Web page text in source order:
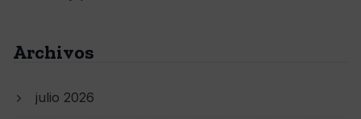
Archivos
julio 2026